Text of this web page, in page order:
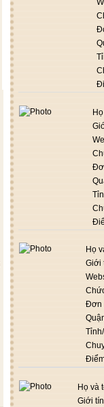
Họ
Giới
Đơn
Họ và
Giới